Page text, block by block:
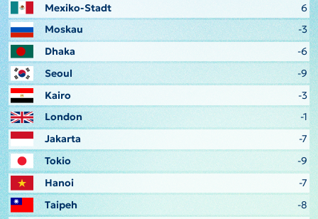
Mexiko-Stadt
6
Moskau
-3
Dhaka
-6
Seoul
-9
Kairo
-3
London
-1
Jakarta
-7
Tokio
-9
Hanoi
-7
Taipeh
-8